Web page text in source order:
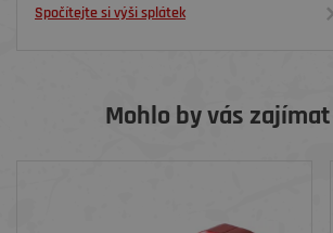
Spočítejte si výši splátek
Mohlo by vás